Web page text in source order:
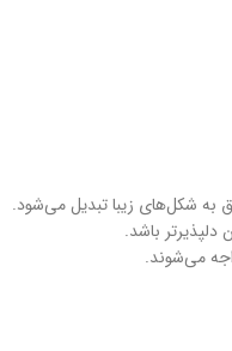
به شکل‌های زیبا تبدیل می‌شود.
باشد.
می‌شوند.